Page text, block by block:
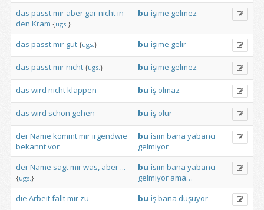
das passtmir aber garnichtin
den Kram {ugs.}
bu işime gelmez
das passtmir gut {ugs.} bu işime gelir
das passtmirnicht {ugs.} bu işime gelmez
das wird nichtklappen bu iş olmaz
das wird schon gehen bu iş olur
derName kommtmirirgendwie
bekanntvor
bu isim bana yabancı
gelmiyor
derName sagtmirwas, aber ...
{ugs.}
bu isim bana yabancı
gelmiyor ama…
die Arbeitfälltmir zu bu işbana düşüyor